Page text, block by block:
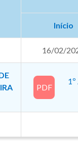
Início
16/02/
PDF